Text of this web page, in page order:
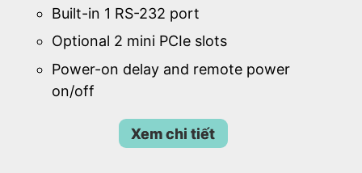
Built-in 1 RS-232 port
Optional 2 mini PCIe slots
Power-on delay and remote power
on/off
Xem chi tiết